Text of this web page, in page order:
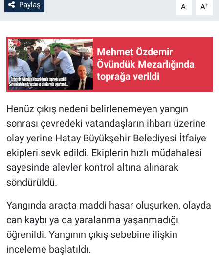
Paylaş A- A+
Mehmet Özdemir
Övündük Mezarlığında
toprağa verildi
Henüz çıkış nedeni belirlenemeyen yangın
sonrası çevredeki vatandaşların ihbarı üzerine
olay yerine Hatay Büyükşehir Belediyesi İtfaiye
ekipleri sevk edildi. Ekiplerin hızlı müdahalesi
sayesinde alevler kontrol altına alınarak
söndürüldü.
Yangında araçta maddi hasar oluşurken, olayda
can kaybı ya da yaralanma yaşanmadığı
öğrenildi. Yangının çıkış sebebine ilişkin
inceleme başlatıldı.